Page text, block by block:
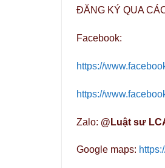
ĐĂNG KÝ QUA
Facebook:
https://
https://
Zalo: @Luật sư
Google maps: